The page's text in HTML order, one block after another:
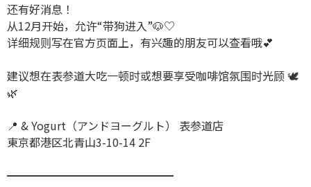
还有好消息！
从12月开始，允许“带狗进入”🐶♡
详细规则写在官方页面上，有兴趣的朋友可以查看哦︎💕︎︎
建议想在表参道大吃一顿时或想要享受咖啡馆氛围时光顾 🕊️
🌿
📍 & Yogurt（アンドヨーグルト） 表参道店
東京都港区北青山3-10-14 2F
━━━━━━━━━━━━━━━